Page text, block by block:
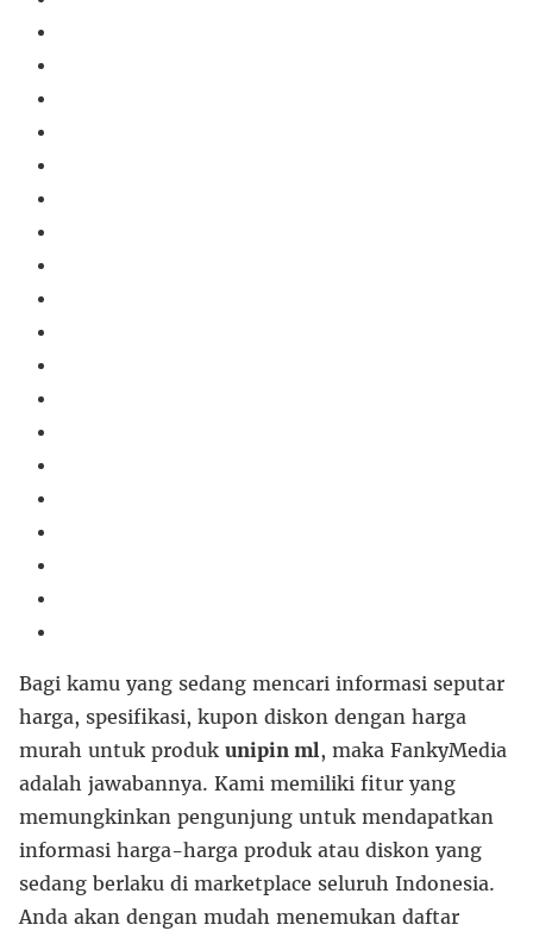
Bagi kamu yang sedang mencari informasi seputar
harga, spesifikasi, kupon diskon dengan harga
murah untuk produk unipin ml, maka FankyMedia
adalah jawabannya. Kami memiliki fitur yang
memungkinkan pengunjung untuk mendapatkan
informasi harga-harga produk atau diskon yang
sedang berlaku di marketplace seluruh Indonesia.
Anda akan dengan mudah menemukan daftar